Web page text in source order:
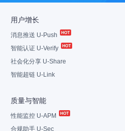
用户增长
消息推送 U-Push
智能认证 U-Verify
社会化分享 U-Share
智能超链 U-Link
质量与智能
性能监控 U-APM
合规助手 U-Sec